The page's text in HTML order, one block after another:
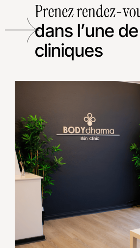
Prenez rendez-
dans l’une
cliniques